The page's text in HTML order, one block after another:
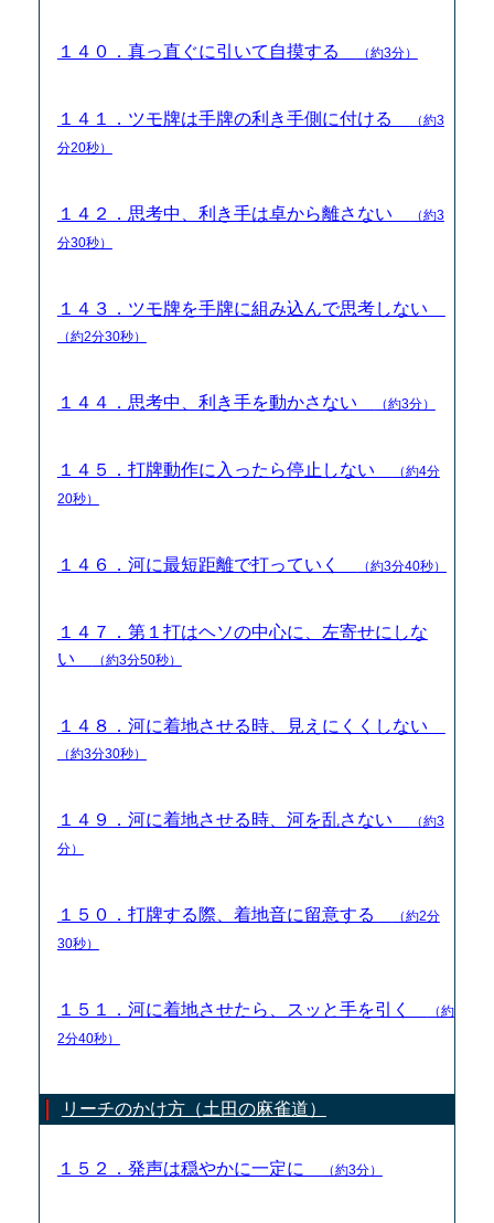
１４０．真っ直ぐに引いて自摸する （約3分）
１４１．ツモ牌は手牌の利き手側に付ける
（約3
分20秒）
１４２．思考中、利き手は卓から離さない
（約3
分30秒）
１４３．ツモ牌を手牌に組み込んで思考しない
（約2分30秒）
１４４．思考中、利き手を動かさない （約3分）
１４５．打牌動作に入ったら停止しない
（約4分
20秒）
１４６．河に最短距離で打っていく （約3分40秒）
１４７．第１打はヘソの中心に、左寄せにしな
い
（約3分50秒）
１４８．河に着地させる時、見えにくくしない
（約3分30秒）
１４９．河に着地させる時、河を乱さない
（約3
分）
１５０．打牌する際、着地音に留意する
（約2分
30秒）
１５１．河に着地させたら、スッと手を引く
（約
2分40秒）
リーチのかけ方（土田の麻雀道）
１５２．発声は穏やかに一定に （約3分）